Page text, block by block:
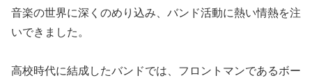
音楽の世界に深くのめり込み、バンド活動に熱い情熱を注
いできました。
高校時代に結成したバンドでは、フロントマンであるボー